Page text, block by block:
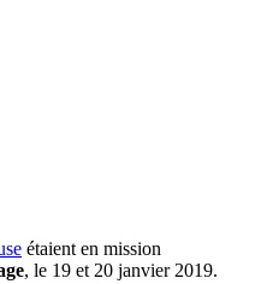
étaient en mission
, le 19 et 20 janvier 2019.